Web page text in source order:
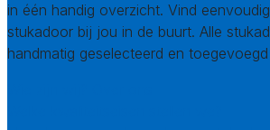
in één handig overzicht. Vind
stukadoor bij jou in de buurt. Alle
handmatig geselecteerd en